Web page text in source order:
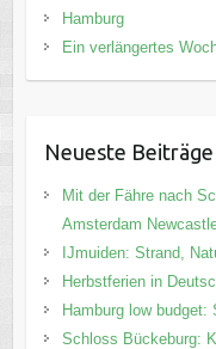
Hamburg
Ein verlängertes
Neueste Beiträge
Mit der Fähre nach
Amsterdam
IJmuiden: Strand,
Herbstferien in
Hamburg low budget:
Schloss Bückeburg: